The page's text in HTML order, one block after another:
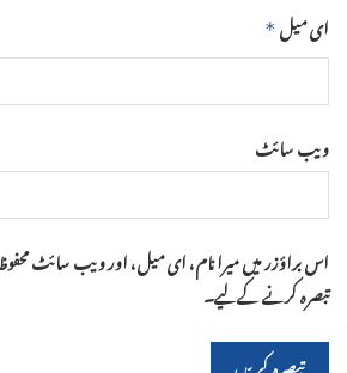
ای میل *
ویب‌ سائٹ
اس براؤزر میں میرا نام، ای میل، اور ویب سائٹ
تبصرہ کرنے کےلیے۔